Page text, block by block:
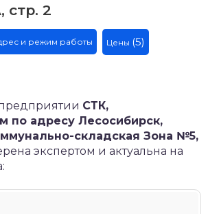
стр. 2
и режим работы Цены (5)
СТК,
по адресу Лесосибирск,
складская Зона №5,
экспертом и актуальна на